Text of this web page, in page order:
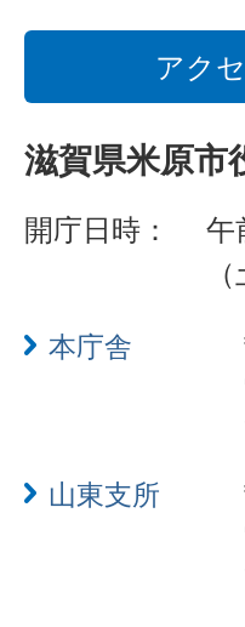
アク
滋賀県米原市
開庁日時：
午
本庁舎
山東支所